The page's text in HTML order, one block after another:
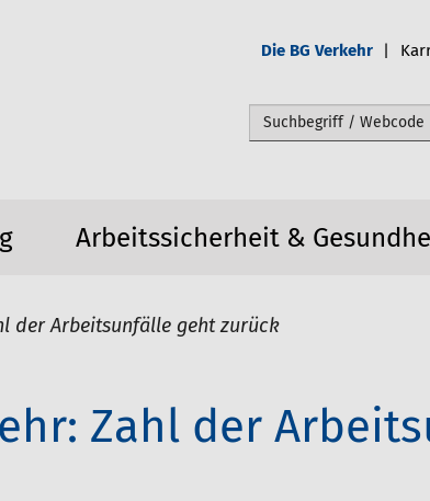
Die BG Verkehr
Webseite durchsuchen
Arbeitssicherheit &
der Arbeitsunfälle geht zurück
Zahl der